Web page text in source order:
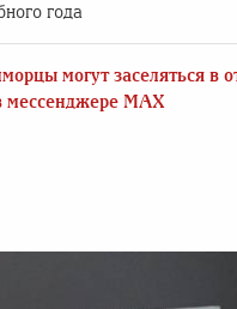
года
могут заселяться в
мессенджере MAX